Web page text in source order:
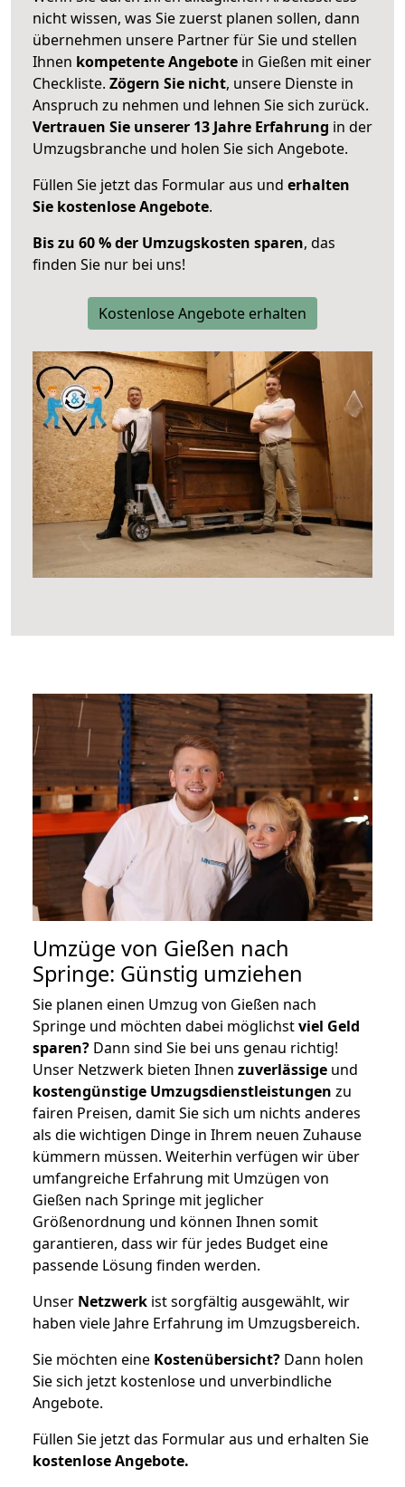
nicht wissen, was Sie zuerst planen sollen, dann
übernehmen unsere Partner für Sie und stellen
Ihnen kompetente Angebote in Gießen mit einer
Checkliste. Zögern Sie nicht, unsere Dienste in
Anspruch zu nehmen und lehnen Sie sich zurück.
Vertrauen Sie unserer 13 Jahre Erfahrung in der
Umzugsbranche und holen Sie sich Angebote.
Füllen Sie jetzt das Formular aus und erhalten
Sie kostenlose Angebote.
Bis zu 60 % der Umzugskosten sparen, das
finden Sie nur bei uns!
Kostenlose Angebote erhalten
Umzüge von Gießen nach
Springe: Günstig umziehen
Sie planen einen Umzug von Gießen nach
Springe und möchten dabei möglichstviel Geld
sparen? Dann sind Sie bei uns genau richtig!
Unser Netzwerk bieten Ihnen zuverlässige und
kostengünstige Umzugsdienstleistungen zu
fairen Preisen, damit Sie sich um nichts anderes
als die wichtigen Dinge in Ihrem neuen Zuhause
kümmern müssen. Weiterhin verfügen wir über
umfangreiche Erfahrung mit Umzügen von
Gießen nach Springe mit jeglicher
Größenordnung und können Ihnen somit
garantieren, dass wir für jedes Budget eine
passende Lösung finden werden.
Unser Netzwerk ist sorgfältig ausgewählt, wir
haben viele Jahre Erfahrung im Umzugsbereich.
Sie möchten eine Kostenübersicht? Dann holen
Sie sich jetzt kostenlose und unverbindliche
Angebote.
Füllen Sie jetzt das Formular aus und erhalten Sie
kostenloseAngebote.